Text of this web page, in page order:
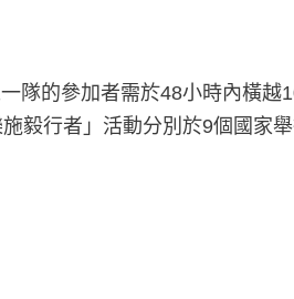
隊的參加者需於48小時內橫越
毅行者」活動分別於9個國家